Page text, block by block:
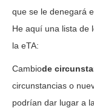
que se le denegará
He aquí una lista de
la eTA:
Cambiode
circunstancias o
podrían dar lugar a